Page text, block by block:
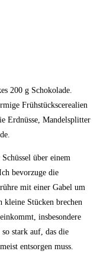
200 g Schokolade.
Frühstückscerealien
Erdnüsse, Mandelsplitter
über einem
bevorzuge die
mit einer Gabel um
Stücken brechen
insbesondere
stark auf, das die
entsorgen muss.